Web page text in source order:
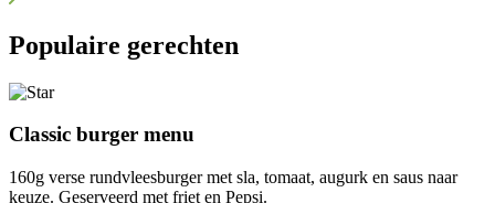
Populaire gerechten
Classic burger menu
160g verse rundvleesburger met sla, tomaat, augurk en saus naar
keuze. Geserveerd met friet en Pepsi.